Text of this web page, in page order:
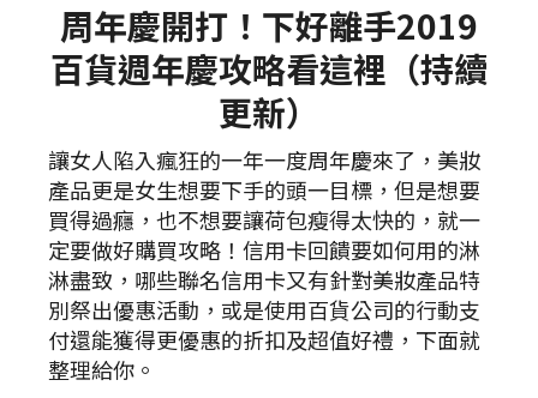
周年慶開打！下好離手2019
百貨週年慶攻略看這裡（持續
更新）
讓女人陷入瘋狂的一年一度周年慶來了，美妝
產品更是女生想要下手的頭一目標，但是想要
買得過癮，也不想要讓荷包瘦得太快的，就一
定要做好購買攻略！信用卡回饋要如何用的淋
淋盡致，哪些聯名信用卡又有針對美妝產品特
別祭出優惠活動，或是使用百貨公司的行動支
付還能獲得更優惠的折扣及超值好禮，下面就
整理給你。